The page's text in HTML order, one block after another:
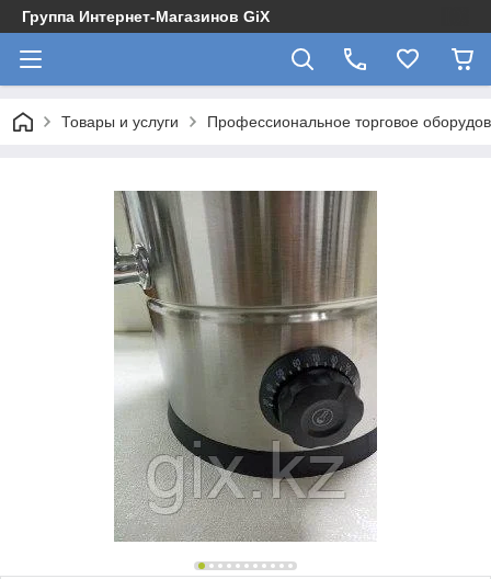
Группа Интернет-Магазинов GiX
Товары и услуги Профессиональное торговое